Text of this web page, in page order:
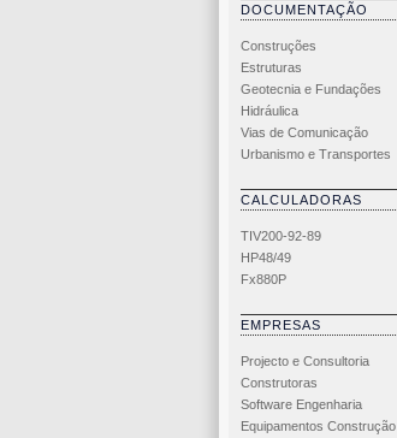
DOCUMENTAÇÃO
Construções
Estruturas
Geotecnia e Fundações
Hidráulica
Vias de Comunicação
Urbanismo e Transportes
CALCULADORAS
TIV200-92-89
HP48/49
Fx880P
EMPRESAS
Projecto e Consultoria
Construtoras
Software Engenharia
Equipamentos Construção